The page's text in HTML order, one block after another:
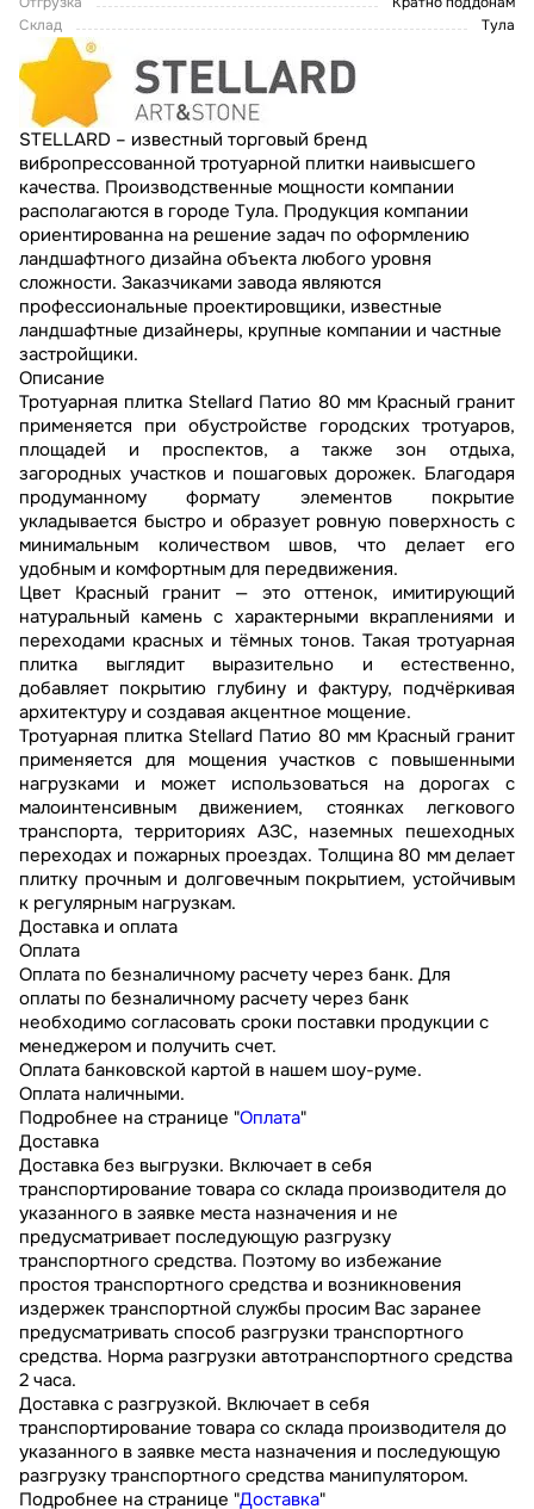
Склад
Тула
STELLARD – известный торговый бренд
вибропрессованной тротуарной плитки наивысшего
качества. Производственные мощности компании
располагаются в городе Тула. Продукция компании
ориентированна на решение задач по оформлению
ландшафтного дизайна объекта любого уровня
сложности. Заказчиками завода являются
профессиональные проектировщики, известные
ландшафтные дизайнеры, крупные компании и частные
застройщики.
Описание
Тротуарная плитка Stellard Патио 80 мм Красный гранит
применяется при обустройстве городских тротуаров,
площадей и проспектов, а также зон отдыха,
загородных участков и пошаговых дорожек. Благодаря
продуманному формату элементов покрытие
укладывается быстро и образует ровную поверхность с
минимальным количеством швов, что делает его
удобным и комфортным для передвижения.
Цвет Красный гранит — это оттенок, имитирующий
натуральный камень с характерными вкраплениями и
переходами красных и тёмных тонов. Такая тротуарная
плитка выглядит выразительно и естественно,
добавляет покрытию глубину и фактуру, подчёркивая
архитектуру и создавая акцентное мощение.
Тротуарная плитка Stellard Патио 80 мм Красный гранит
применяется для мощения участков с повышенными
нагрузками и может использоваться на дорогах с
малоинтенсивным движением, стоянках легкового
транспорта, территориях АЗС, наземных пешеходных
переходах и пожарных проездах. Толщина 80 мм делает
плитку прочным и долговечным покрытием, устойчивым
к регулярным нагрузкам.
Доставка и оплата
Оплата
Оплата по безналичному расчету через банк. Для
оплаты по безналичному расчету через банк
необходимо согласовать сроки поставки продукции с
менеджером и получить счет.
Оплата банковской картой в нашем шоу-руме.
Оплата наличными.
Подробнее на странице "Оплата"
Доставка
Доставка без выгрузки. Включает в себя
транспортирование товара со склада производителя до
указанного в заявке места назначения и не
предусматривает последующую разгрузку
транспортного средства. Поэтому во избежание
простоя транспортного средства и возникновения
издержек транспортной службы просим Вас заранее
предусматривать способ разгрузки транспортного
средства. Норма разгрузки автотранспортного средства
2 часа.
Доставка с разгрузкой. Включает в себя
транспортирование товара со склада производителя до
указанного в заявке места назначения и последующую
разгрузку транспортного средства манипулятором.
Подробнее на странице "Доставка"